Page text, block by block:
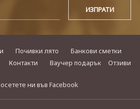
Почивки лято
Банкови сметки
Контакти Ваучер подарък Отзиви
ни във Facebook